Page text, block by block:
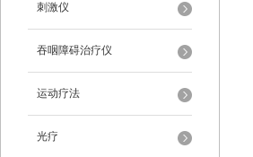
刺激仪
吞咽障碍治疗仪
运动疗法
光疗